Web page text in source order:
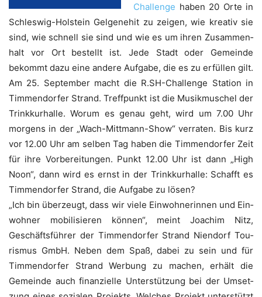
Chall­enge haben 20 Orte in
Schles­wig-Hol­stein Gel­ge­nehit zu zei­gen, wie krea­tiv sie
sind, wie schnell sie sind und wie es um ihren Zusam­men­
halt vor Ort bestellt ist. Jede Stadt oder Gemein­de
bekommt dazu eine ande­re Auf­ga­be, die es zu erfül­len gilt.
Am 25. Sep­tem­ber macht die R.SH-Challenge Sta­ti­on in
Tim­men­dor­fer Strand. Treff­punkt ist die Musik­mu­schel der
Trink­kur­hal­le. Wor­um es genau geht, wird um 7.00 Uhr
mor­gens in der „Wach-Mitt­mann-Show“ ver­ra­ten. Bis kurz
vor 12.00 Uhr am sel­ben Tag haben die Tim­men­dor­fer Zeit
für ihre Vor­be­rei­tun­gen. Punkt 12.00 Uhr ist dann „High
Noon“, dann wird es ernst in der Trink­kur­hal­le: Schafft es
Tim­men­dor­fer Strand, die Auf­ga­be zu lösen?
„Ich bin über­zeugt, dass wir vie­le Ein­woh­ne­rin­nen und Ein­
woh­ner mobi­li­sie­ren kön­nen“, meint Joa­chim Nitz,
Geschäfts­füh­rer der Tim­men­dor­fer Strand Nien­dorf Tou­
ris­mus GmbH. Neben dem Spaß, dabei zu sein und für
Tim­men­dor­fer Strand Wer­bung zu machen, erhält die
Gemein­de auch finan­zi­el­le Unter­stüt­zung bei der Umset­